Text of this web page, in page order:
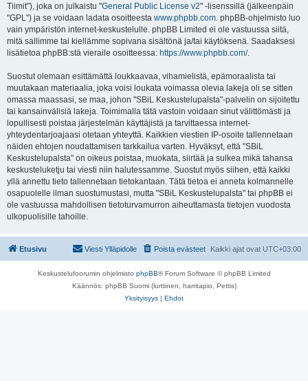
Tiimit"), joka on julkaistu "General Public License v2" -lisenssillä (jälkeenpäin
"GPL") ja se voidaan ladata osoitteesta www.phpbb.com. phpBB-ohjelmisto luo
vain ympäristön internet-keskustelulle. phpBB Limited ei ole vastuussa siitä,
mitä sallimme tai kiellämme sopivana sisältönä ja/tai käytöksenä. Saadaksesi
lisätietoa phpBB:stä vieraile osoitteessa: https://www.phpbb.com/.
Suostut olemaan esittämättä loukkaavaa, vihamielistä, epämoraalista tai
muutakaan materiaalia, joka voisi loukata voimassa olevia lakeja oli se sitten
omassa maassasi, se maa, johon "SBiL Keskustelupalsta"-palvelin on sijoitettu
tai kansainvälisiä lakeja. Toimimalla tätä vastoin voidaan sinut välittömästi ja
lopullisesti poistaa järjestelmän käyttäjistä ja tarvittaessa internet-
yhteydentarjoajaasi otetaan yhteyttä. Kaikkien viestien IP-osoite tallennetaan
näiden ehtojen noudattamisen tarkkailua varten. Hyväksyt, että "SBiL
Keskustelupalsta" on oikeus poistaa, muokata, siirtää ja sulkea mikä tahansa
keskusteluketju tai viesti niin halutessamme. Suostut myös siihen, että kaikki
yllä annettu tieto tallennetaan tietokantaan. Tätä tietoa ei anneta kolmannelle
osapuolelle ilman suostumustasi, mutta "SBiL Keskustelupalsta" tai phpBB ei
ole vastuussa mahdollisen tietoturvamurron aiheuttamasta tietojen vuodosta
ulkopuolisille tahoille.
Etusivu Kaikki ajat ovat UTC+03:00
Poista evästeet
Viesti Ylläpidolle
Keskustelufoorumin ohjelmisto phpBB® Forum Software © phpBB Limited
Käännös: phpBB Suomi (lurttinen, harritapio, Pettis)
Yksityisyys | Ehdot